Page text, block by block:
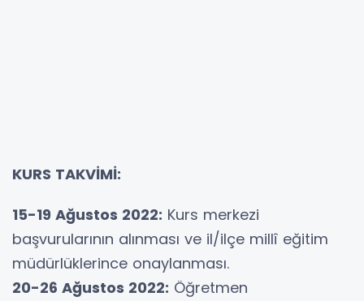
KURS TAKVİMİ:
15-19 Ağustos 2022: Kurs merkezi
başvurularının alınması ve il/ilçe millî eğitim
müdürlüklerince onaylanması.
20-26 Ağustos 2022: Öğretmen